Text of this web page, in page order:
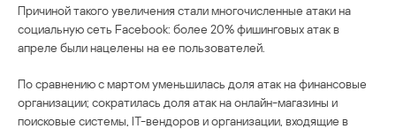
Причиной такого увеличения стали многочисленные атаки на
социальную сеть Facebook: более 20% фишинговых атак в
апреле были нацелены на ее пользователей.
По сравнению с мартом уменьшилась доля атак на финансовые
организации; сократилась доля атак на онлайн-магазины и
поисковые системы, IT-вендоров и организации, входящие в